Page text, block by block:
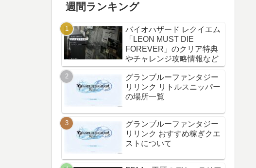
週間ランキング
バイオハザード レクイエム
「LEON MUST DIE
FOREVER」のクリア特典
やチャレンジ攻略情報など
グランブルーファンタジー
リリンク リトルスニッパー
の場所一覧
グランブルーファンタジー
リリンク おすすめ稼ぎクエ
ストについて